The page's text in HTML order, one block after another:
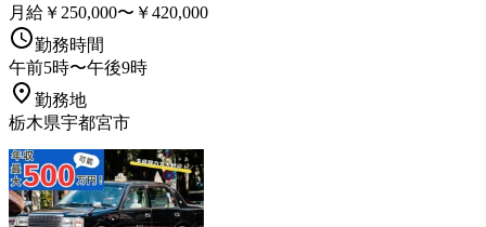
月給￥250,000〜￥420,000
勤務時間
午前5時〜午後9時
勤務地
栃木県宇都宮市